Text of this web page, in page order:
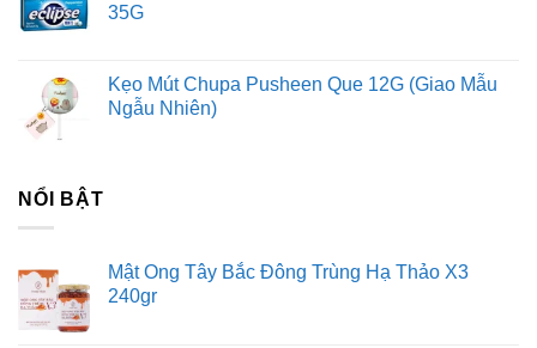
35G
Kẹo Mút Chupa Pusheen Que 12G (Giao Mẫu
Ngẫu Nhiên)
NỔI BẬT
Mật Ong Tây Bắc Đông Trùng Hạ Thảo X3
240gr